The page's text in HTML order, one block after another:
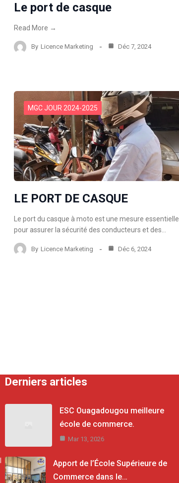
Le port de casque
Read More →
By Licence Marketing Déc 7, 2024
MGC JOUR 2024-2025
LE PORT DE CASQUE
Le port du casque à moto est une mesure essentielle
pour assurer la sécurité des conducteurs et des…
By Licence Marketing Déc 6, 2024
Derniers articles
ESC Ouagadougou meilleure
école de commerce.
Mar 13, 2026
Apport de l’École Supérieure de
Commerce dans le…